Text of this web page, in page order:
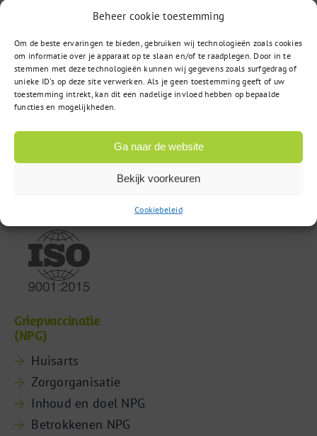
Beheer cookie toestemming
Om de beste ervaringen te bieden, gebruiken wij technologieën zoals cookies
om informatie over je apparaat op te slaan en/of te raadplegen. Door in te
stemmen met deze technologieën kunnen wij gegevens zoals surfgedrag of
unieke ID's op deze site verwerken. Als je geen toestemming geeft of uw
toestemming intrekt, kan dit een nadelige invloed hebben op bepaalde
functies en mogelijkheden.
Ga naar de website
Bekijk voorkeuren
Cookiebeleid
Computerweg 22
3542 DR Utrecht
Griepvaccinatie
(NPG)
Huisarts
Zorgorganisatie
Inhoud en doel NPG
Betrokkenen NPG